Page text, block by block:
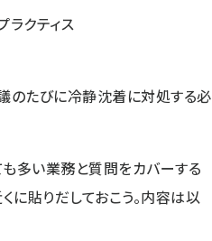
ラクティス
のたびに冷静沈着に対処する必
も多い業務と質問をカバーする
に貼りだしておこう。内容は以